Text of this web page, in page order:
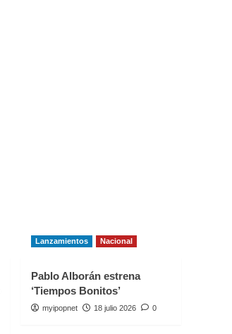
Lanzamientos Nacional
Pablo Alborán estrena
‘Tiempos Bonitos’
myipopnet 18 julio 2026 0